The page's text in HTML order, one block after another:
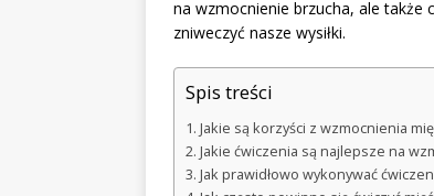
na wzmocnienie brzucha, ale także
zniweczyć nasze wysiłki.
Spis treści
Jakie są korzyści z wzmocnienia
Jakie ćwiczenia są najlepsze na
Jak prawidłowo wykonywać